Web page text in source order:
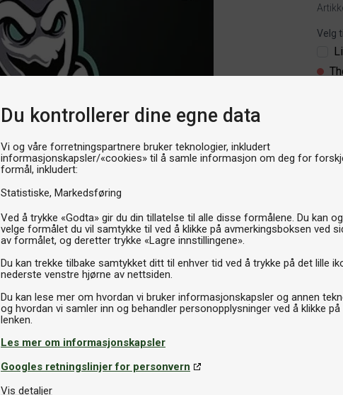
Du kontrollerer dine egne data
Vi og våre forretningspartnere bruker teknologier, inkludert
informasjonskapsler/«cookies» til å samle informasjon om deg for
formål, inkludert:
Statistiske Markedsføring
Ved å trykke «Godta» gir du din tillatelse til alle disse formålene. Du kan
velge formålet du vil samtykke til ved å klikke på avmerkingsboksen ved
av formålet, og deretter trykke «Lagre innstillingene».
Du kan trekke tilbake samtykket ditt til enhver tid ved å trykke på det lille
nederste venstre hjørne av nettsiden.
Du kan lese mer om hvordan vi bruker informasjonskapsler og annen
og hvordan vi samler inn og behandler personopplysninger ved å klikke på
Les mer om informasjonskapsler
Googles retningslinjer for personvern
Vis detaljer
Velg